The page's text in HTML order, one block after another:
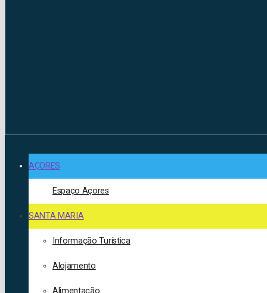
AÇORES
Espaço Açores
SANTA MARIA
Informação Turística
Alojamento
Alimentação